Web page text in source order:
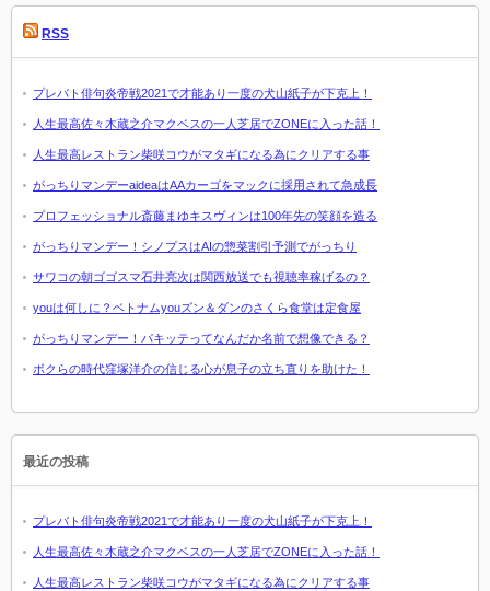
RSS
プレバト俳句炎帝戦2021で才能あり一度の犬山紙子が下克上！
人生最高佐々木蔵之介マクベスの一人芝居でZONEに入った話！
人生最高レストラン柴咲コウがマタギになる為にクリアする事
がっちりマンデーaideaはAAカーゴをマックに採用されて急成長
プロフェッショナル斎藤まゆキスヴィンは100年先の笑顔を造る
がっちりマンデー！シノプスはAIの惣菜割引予測でがっちり
サワコの朝ゴゴスマ石井亮次は関西放送でも視聴率稼げるの？
youは何しに？ベトナムyouズン＆ダンのさくら食堂は定食屋
がっちりマンデー！パキッテってなんだか名前で想像できる？
ボクらの時代窪塚洋介の信じる心が息子の立ち直りを助けた！
最近の投稿
プレバト俳句炎帝戦2021で才能あり一度の犬山紙子が下克上！
人生最高佐々木蔵之介マクベスの一人芝居でZONEに入った話！
人生最高レストラン柴咲コウがマタギになる為にクリアする事